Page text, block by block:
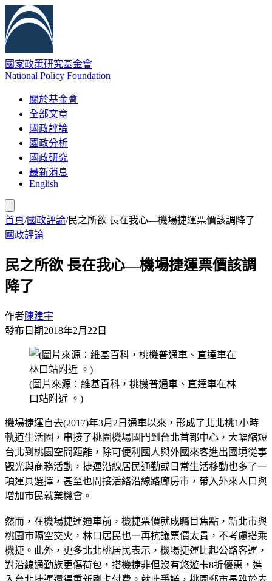
國家政策研究基金會
National Policy Foundation
關於基金會
全部文章
國政評論
國政分析
國政研究
最新消息
English
首頁/國政評論/民之所欲 長在我心—機場捷運票價該調降了
國政評論
民之所欲 長在我心—機場捷運票價該調
降了
作者陳建宇
發布日期2018年2月22日
(圖片來源：維基百科，桃機普通車、直達車在林
口站附近 。)
機場捷運自去(2017)年3月2日通車以來，形成了北北桃1小時
軌道生活圈，串接了桃園機場國門到台北首都中心，大幅縮短
台北到桃園空間距離，除可便利國人與外國來客進出國境從事
觀光與商務活動，捷運沿線居民通勤或日常生活移動也多了一
項運具選擇，甚至也間接活絡沿線路廊房市，帶入外來人口與
增加市民就業機會。
然而，在機場捷運通車前，機捷票價就成矚目焦點，新北市與
桃園市隔空交火，林口居民也一再抗議票價太貴，不考慮搭乘
機捷。此外，更多北北桃居民表示，機場捷運比起公路客運，
對沿線通勤族更傷荷包，搭機捷非但沒有悠遊卡8折優惠，進